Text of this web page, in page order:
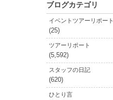
ブログカテゴリ
イベントツアーリポート
(25)
ツアーリポート
(5,592)
スタッフの日記
(620)
ひとり言